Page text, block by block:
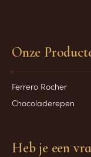
Onze
Ferrero Rocher
Chocoladerepen
Heb je een